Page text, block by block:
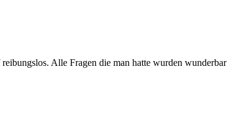
Alle Fragen die man hatte wurden